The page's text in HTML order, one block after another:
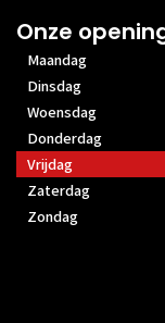
Onze
Maandag
Dinsdag
Woensdag
Donderdag
Vrijdag
Zaterdag
Zondag